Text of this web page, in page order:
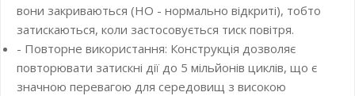
вони закриваються (НО - нормально відкриті), тобто
затискаються, коли застосовується тиск повітря.
- Повторне використання: Конструкція дозволяє
повторювати затискні дії до 5 мільйонів циклів, що є
значною перевагою для середовищ з високою